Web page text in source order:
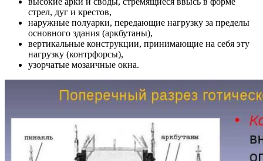
стрел, дуг и крестов,
наружные полуарки, передающие нагрузку за пределы
основного здания (аркбутаны),
вертикальные конструкции, принимающие на себя эту
нагрузку (контрфорсы),
узорчатые мозаичные окна.